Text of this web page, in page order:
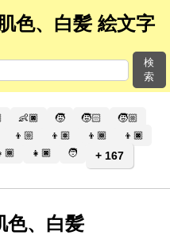
色、白髪 絵文字
検
索
👶🏿 🧒 🧒🏻
🧒🏼
👦🏼 👦🏽 👦🏾
👦🏿
👧🏿 🧑 + 167
色、白髪